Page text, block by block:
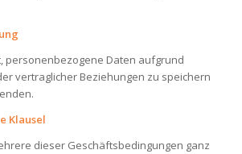
personenbezogene Daten aufgrund
vertraglicher Beziehungen zu speichern
Klausel
dieser Geschäftsbedingungen ganz